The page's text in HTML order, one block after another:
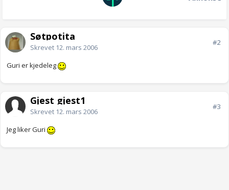
Søtpotita
Skrevet 12. mars 2006
#2
Guri er kjedeleg
Gjest gjest1
Skrevet 12. mars 2006
#3
Jeg liker Guri